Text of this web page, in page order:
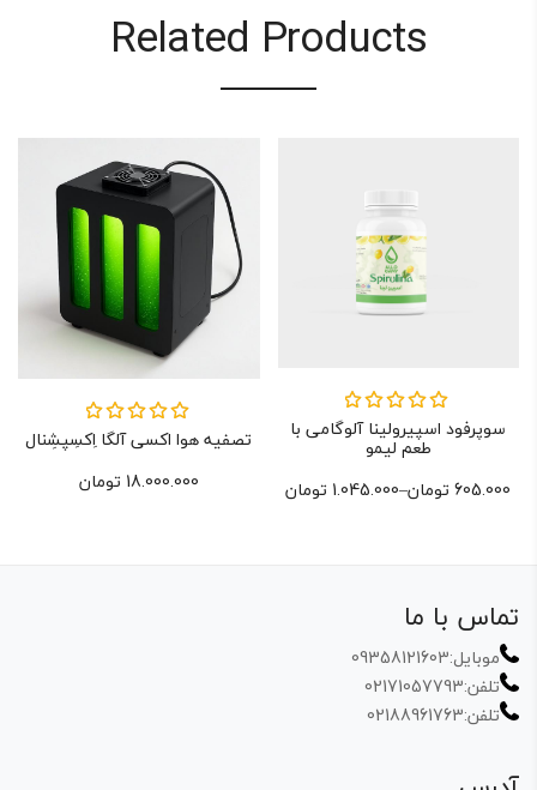
Related Products
نمره 5.00از
5
تصفیه هوا اکسی آلگا اِکسِپشِنال
18.000.000 تومان
نمره 5.00 از
5
سوپرفود اسپیرولینا آلوگامی با
طعم لیمو
605.000 تومان–
1.045.000 تومان
تماس با ما
موبایل:09358121603
تلفن:02171057793
تلفن:02188961763